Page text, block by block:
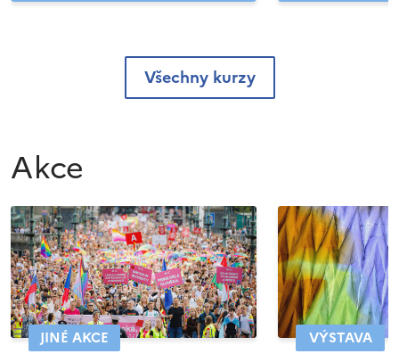
Všechny kurzy
Akce
JINÉ AKCE VÝSTAVA